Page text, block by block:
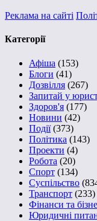
Реклама на сайті
Категорії
Афіша (153)
Блоги (41)
Дозвілля (267)
Запитай у
Здоров'я (177)
Новини (42)
Події(373)
Політика (143)
Проекти (4)
Робота (20)
Спорт (134)
Суспільство
Транспорт (233)
Фінанси та
Юридичні